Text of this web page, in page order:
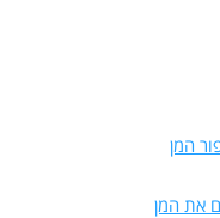
המן
את המן